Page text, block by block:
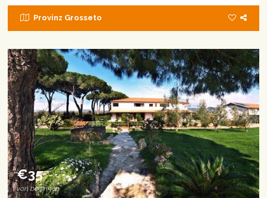
Provinz Grosseto
€35
von beginnen